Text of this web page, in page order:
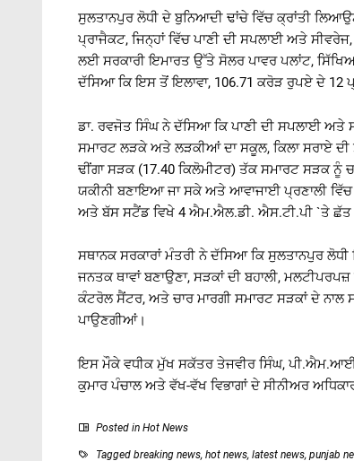
ਸੁਲਤਾਨਪੁਰ ਲੋਧੀ ਦੇ ਬੁਨਿਆਦੀ ਢਾਂਚੇ ਵਿੱਚ ਕ੍ਰਾਂਤੀ
ਪ੍ਰਾਜੈਕਟ, ਜਿਨ੍ਹਾਂ ਵਿੱਚ ਪਾਣੀ ਦੀ ਸਪਲਾਈ ਅਤੇ
ਲਈ ਸਰਕਾਰੀ ਇਮਾਰਤ ਉੱਤੇ ਸੋਲਰ ਪਾਵਰ ਪਲਾਂਟ,
ਦੱਸਿਆ ਕਿ ਇਸ ਤੋਂ ਇਲਾਵਾ, 106.71 ਕਰੋੜ ਰੁਪਏ ਦੇ 12
ਡਾ. ਰਵਜੋਤ ਸਿੰਘ ਨੇ ਦੱਸਿਆ ਕਿ ਪਾਣੀ ਦੀ ਸਪਲਾਈ
ਸਮਾਰਟ ਲੜਕੇ ਅਤੇ ਲੜਕੀਆਂ ਦਾ ਸਕੂਲ, ਕਿਲਾ ਸਰਾਏ
ਢੀਂਗਾ ਸੜਕ (17.40 ਕਿਲੋਮੀਟਰ) ਤੱਕ ਸਮਾਰਟ ਸੜਕ
ਯਕੀਨੀ ਬਣਾਇਆ ਜਾ ਸਕੇ ਅਤੇ ਆਵਾਜਾਈ ਪ੍ਰਣਾਲੀ
ਅਤੇ ਬੱਸ ਸਟੈਂਡ ਵਿਖੇ 4 ਐਮ.ਐਲ.ਡੀ. ਐਸ.ਟੀ.ਪੀ `ਤੇ
ਸਥਾਨਕ ਸਰਕਾਰਾਂ ਮੰਤਰੀ ਨੇ ਦੱਸਿਆ ਕਿ ਸੁਲਤਾਨਪੁਰ
ਜਨਤਕ ਥਾਵਾਂ ਬਣਾਉਣਾ, ਸੜਕਾਂ ਦੀ ਬਹਾਲੀ,
ਕੰਟਰੋਲ ਸੈਂਟਰ, ਅਤੇ ਚਾਰ ਮਾਰਗੀ ਸਮਾਰਟ ਸੜਕਾਂ ਦੇ ਨਾਲ
ਪਾਉਣਗੀਆਂ।
ਇਸ ਮੌਕੇ ਵਧੀਕ ਮੁੱਖ ਸਕੱਤਰ ਤੇਜਵੀਰ ਸਿੰਘ,
ਕੁਮਾਰ ਪੰਚਾਲ ਅਤੇ ਵੱਖ-ਵੱਖ ਵਿਭਾਗਾਂ ਦੇ ਸੀਨੀਅਰ
Posted in Hot News
Tagged breaking news, hot news, latest news, punjab